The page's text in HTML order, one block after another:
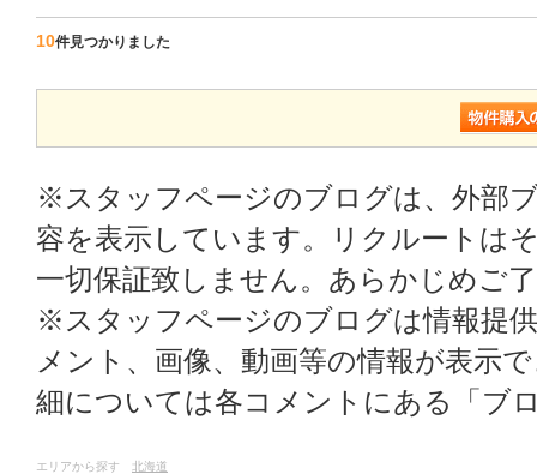
10件見つかりました
※スタッフページのブログは、外部
容を表示しています。リクルートは
一切保証致しません。あらかじめご
※スタッフページのブログは情報提
メント、画像、動画等の情報が表示
細については各コメントにある「ブ
エリアから探す
北海道